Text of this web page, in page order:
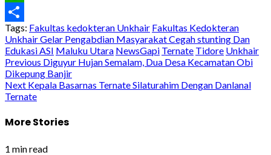
WhatsApp
Share
Tags: Fakultas kedokteran Unkhair Fakultas Kedokteran
Unkhair Gelar Pengabdian Masyarakat Cegah stunting Dan
Edukasi ASI Maluku Utara NewsGapi Ternate Tidore Unkhair
Post
navigation
Previous Diguyur Hujan Semalam, Dua Desa Kecamatan Obi
Dikepung Banjir
Next Kepala Basarnas Ternate Silaturahim Dengan Danlanal
Ternate
More Stories
1 min read